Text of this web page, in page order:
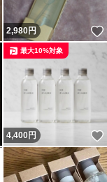
いいね！
2,980円
いいね！
4,400円
最大10%対象